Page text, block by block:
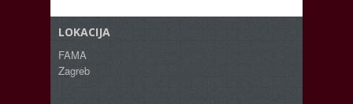
LOKACIJA
FAMA
Zagreb